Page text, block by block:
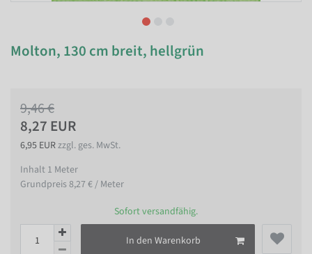
Molton, 130 cm breit, hellgrün
9,46 €
8,27 EUR
6,95 EURzzgl. ges. MwSt.
Inhalt 1 Meter
Grundpreis8,27 € / Meter
Sofort versandfähig.
In den Warenkorb